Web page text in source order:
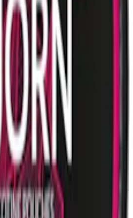
Slim
välbalanserat och fruktigt snus med
Denna white portion kommer i en
än original portion, vilket ger en
med en vikt på 0,7 gram per prilla
10 mg nikotin per prilla.
ett snus som rinner mindre och prillans
smak-release utan ökad rinnighet.
salt, natriumkarbonat,
samt aromer.
ger en rik och mångfacetterad
rik sötma som påminner om
Den syrliga karaktären ger en
och bidrar till en balanserad
Lundgrens